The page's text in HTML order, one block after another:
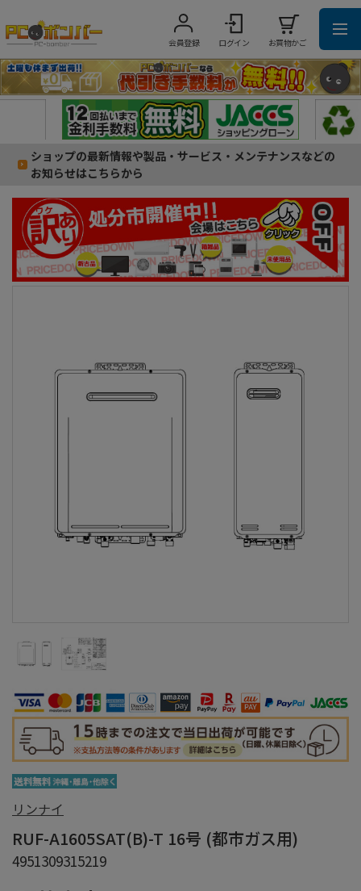
会員登録 ログイン お買物かご
ショップの最新情報や製品・サービス・メンテナンスなどの
お知らせはこちらから
リンナイ
RUF-A1605SAT(B)-T 16号 (都市ガス用)
4951309315219